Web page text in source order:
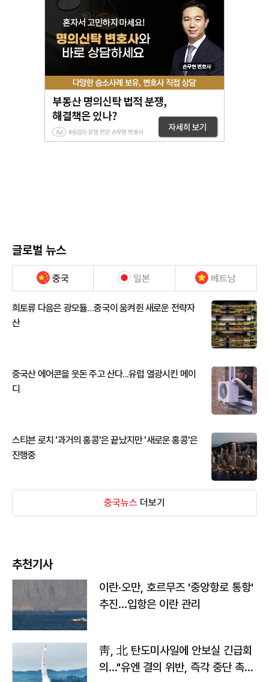
글로벌 뉴스
중국 일본 베트남
희토류 다음은 광모듈…중국이 움켜쥔 새로운 전략자
산
중국산 에어콘을 웃돈 주고 산다...유럽 열광시킨 메이
디
스티븐 로치 '과거의 홍콩'은 끝났지만 '새로운 홍콩'은
진행중
중국뉴스 더보기
추천기사
이란·오만, 호르무즈 '중앙항로 통항'
추진…입항은 이란 관리
靑, 北 탄도미사일에 안보실 긴급회
의…"유엔 결의 위반, 즉각 중단 촉